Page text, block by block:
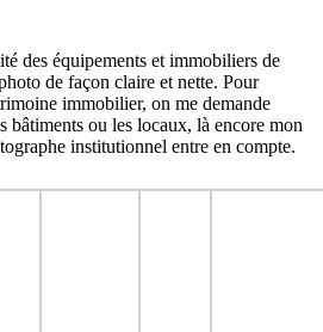
des équipements et immobiliers de
de façon claire et nette. Pour
immobilier, on me demande
bâtiments ou les locaux, là encore mon
institutionnel entre en compte.